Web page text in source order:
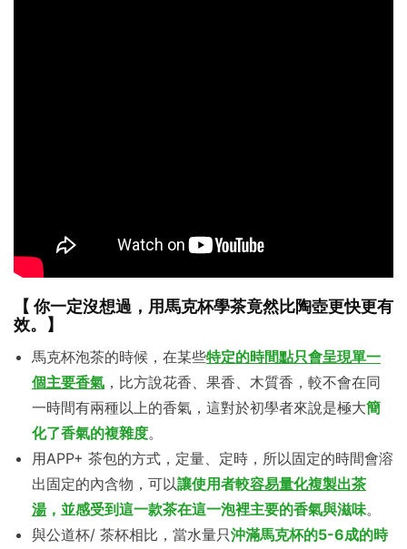
【 你一定沒想過，用馬克杯學茶竟然比陶壺更快更有
效。】
馬克杯泡茶的時候，在某些特定的時間點只會呈現單一
個主要香氣 ，比方說花香、果香、木質香，較不會在同
一時間有兩種以上的香氣，這對於初學者來說是極大簡
化了香氣的複雜度。
用APP+ 茶包的方式，定量、定時，所以固定的時間會溶
出固定的內含物，可以讓使用者較容易量化複製出茶
湯，並感受到這一款茶在這一泡裡主要的香氣與滋味。
與公道杯/ 茶杯相比，當水量只沖滿馬克杯的5-6成的時